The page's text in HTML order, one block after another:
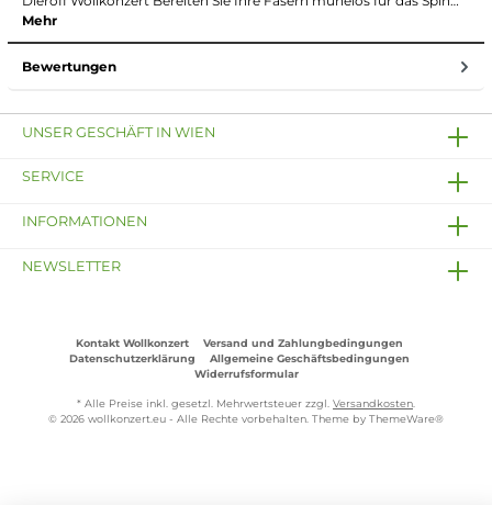
Mehr
Bewertungen
UNSER GESCHÄFT IN WIEN
SERVICE
INFORMATIONEN
NEWSLETTER
Kontakt Wollkonzert
Versand und Zahlungbedingungen
Datenschutzerklärung
Allgemeine Geschäftsbedingungen
Widerrufsformular
* Alle Preise inkl. gesetzl. Mehrwertsteuer zzgl. Versandkosten
© 2026 wollkonzert.eu - Alle Rechte vorbehalten. Theme by ThemeWare®